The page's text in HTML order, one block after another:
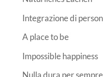
Integrazione di
A place to be
Impossible happiness
Nulla dura per